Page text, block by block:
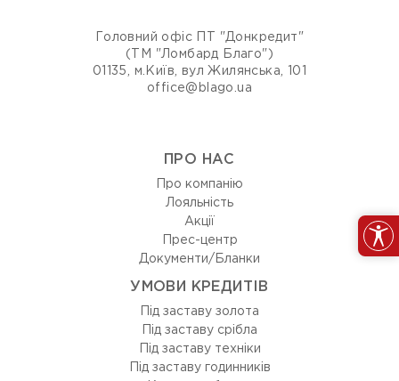
Головний офіс ПТ "Донкредит"
(ТМ "Ломбард Благо")
01135, м.Київ, вул Жилянська, 101
office@blago.ua
ПРО НАС
Про компанію
Лояльність
Акції
Прес-центр
Документи/Бланки
УМОВИ КРЕДИТІВ
Під заставу золота
Під заставу срібла
Під заставу техніки
Під заставу годинників